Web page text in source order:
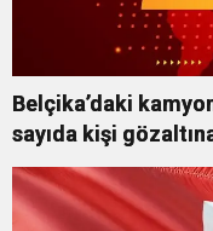
Belçika’daki
sayıda kişi